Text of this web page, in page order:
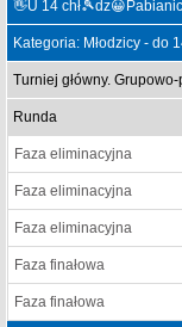
👋U 14
Kategoria: Młodzicy - do
Turniej główny.
Runda
Faza eliminacyjna
Faza eliminacyjna
Faza eliminacyjna
Faza finałowa
Faza finałowa